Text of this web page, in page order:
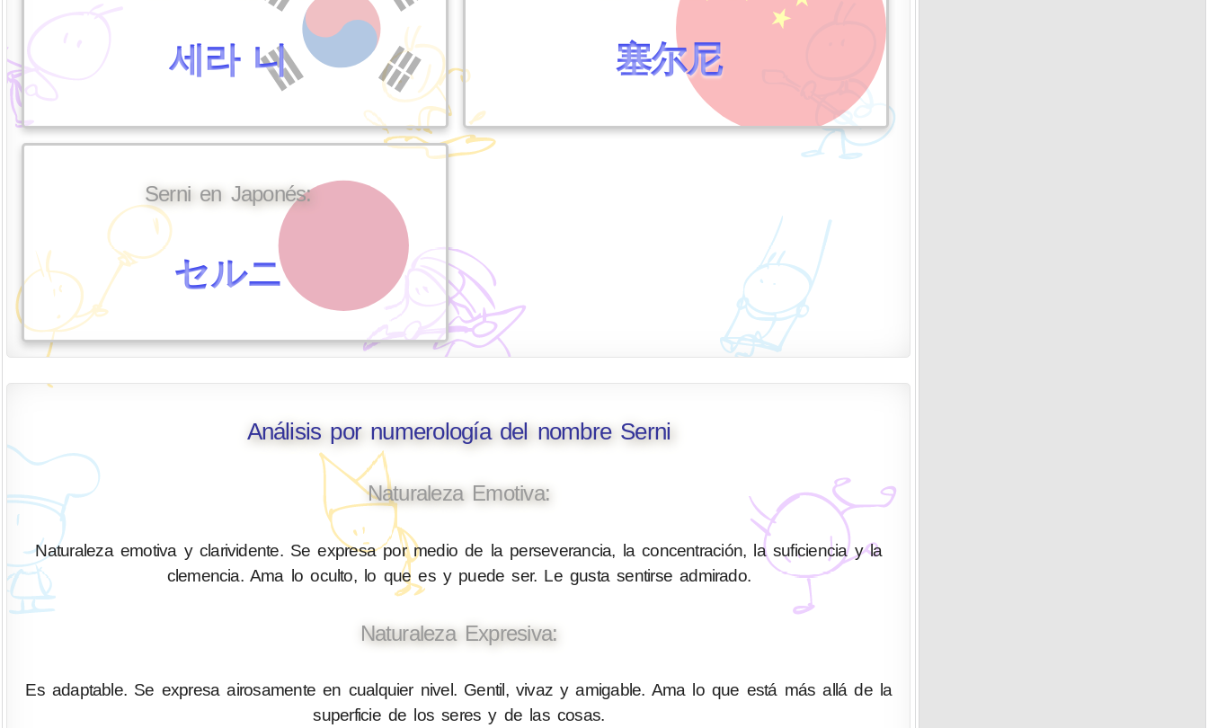
세라 니 塞尔尼
Serni en Japonés:
セルニ
Análisis por numerología del nombre Serni
Naturaleza Emotiva:
Naturaleza emotiva y clarividente. Se expresa por medio de la perseverancia, la concentración, la suficiencia y la
clemencia. Ama lo oculto, lo que es y puede ser. Le gusta sentirse admirado.
Naturaleza Expresiva:
Es adaptable. Se expresa airosamente en cualquier nivel. Gentil, vivaz y amigable. Ama lo que está más allá de la
superficie de los seres y de las cosas.